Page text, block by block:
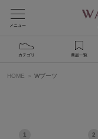
メニュー
カテゴリ 商品一覧
HOME Wブーツ
1 2